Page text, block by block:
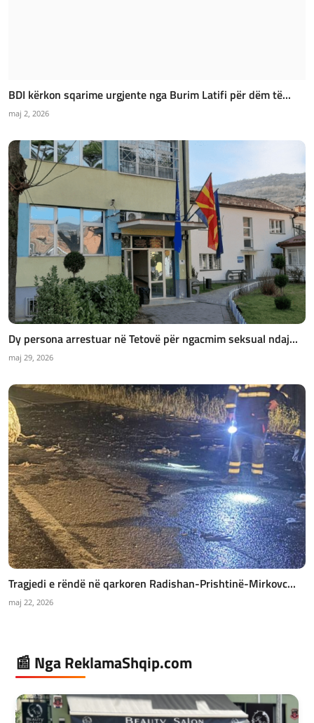
BDI kërkon sqarime urgjente nga Burim Latifi për dëm të...
maj 2, 2026
Dy persona arrestuar në Tetovë për ngacmim seksual ndaj...
maj 29, 2026
Tragjedi e rëndë në qarkoren Radishan-Prishtinë-Mirkovc...
maj 22, 2026
📰 Nga ReklamaShqip.com